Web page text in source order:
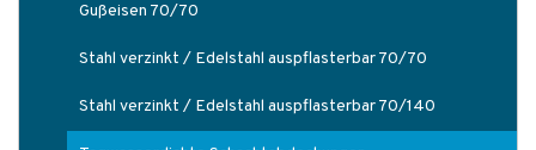
Gußeisen 70/70
Stahl verzinkt / Edelstahl auspflasterbar 70/70
Stahl verzinkt / Edelstahl auspflasterbar 70/140